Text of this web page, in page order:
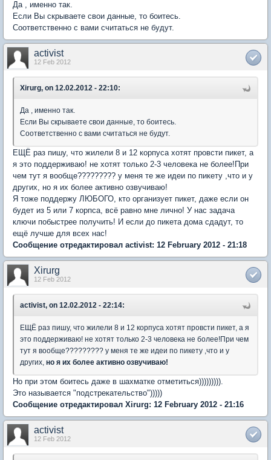
Да , именно так.
Если Вы скрываете свои данные, то боитесь.
Соответственно с вами считаться не будут.
activist
12 Feb 2012
Xirurg, on 12.02.2012 - 22:10:
Да , именно так.
Если Вы скрываете свои данные, то боитесь.
Соответственно с вами считаться не будут.
ЕЩЁ раз пишу, что жилели 8 и 12 корпуса хотят провсти пикет, а
я это поддерживаю! не хотят только 2-3 человека не более!При
чем тут я вообще????????? у меня те же идеи по пикету ,что и у
других, но я их более активно озвучиваю!
Я тоже поддержу ЛЮБОГО, кто организует пикет, даже если он
будет из 5 или 7 корпса, всё равно мне лично! У нас задача
ключи побыстрее получить! И если до пикета дома сдадут, то
ещё лучше для всех нас!
Сообщение отредактировал activist: 12 February 2012 - 21:18
Xirurg
12 Feb 2012
activist, on 12.02.2012 - 22:14:
ЕЩЁ раз пишу, что жилели 8 и 12 корпуса хотят провсти пикет, а я
это поддерживаю! не хотят только 2-3 человека не более!При чем
тут я вообще????????? у меня те же идеи по пикету ,что и у
других, но я их более активно озвучиваю!
Но при этом боитесь даже в шахматке отметиться))))))))).
Это называется "подстрекательство")))))
Сообщение отредактировал Xirurg: 12 February 2012 - 21:16
activist
12 Feb 2012